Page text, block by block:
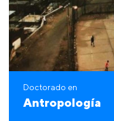
Doctorado en
Antropología